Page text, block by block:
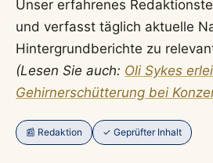
Unser erfahrenes
und verfasst täglich aktuelle
Hintergrundberichte zu
(Lesen Sie auch: Oli Sykes
Gehirnerschütterung bei
📰 Redaktion ✓ Geprüfter Inhalt